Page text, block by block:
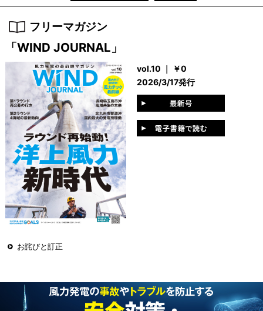
フリーマガジン
「WIND JOURNAL」
vol.10 ｜ ￥0
2026/3/17発行
お詫びと訂正